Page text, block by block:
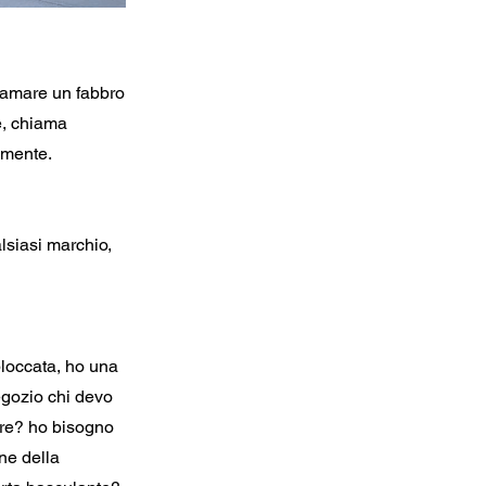
un fabbro
chiama
marchio,
ho una
chi devo
ho bisogno
della